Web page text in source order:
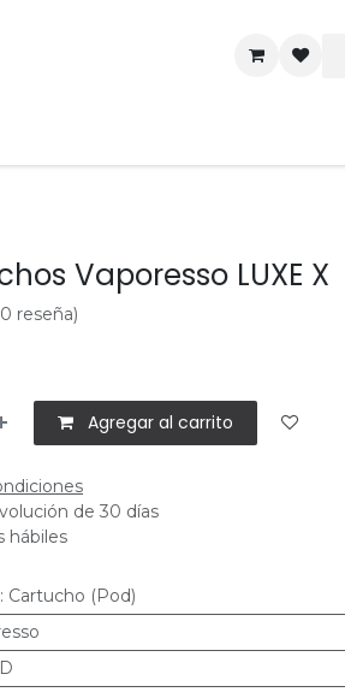
Vaporesso LUXE X
reseña)
Agregar al carrito
de 30 días
hábiles
: Cartucho (Pod)